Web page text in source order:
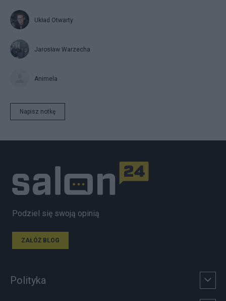
Układ Otwarty
Jarosław Warzecha
Animela
Napisz notkę
Podziel się swoją opinią
ZAŁÓŻ BLOG
Polityka